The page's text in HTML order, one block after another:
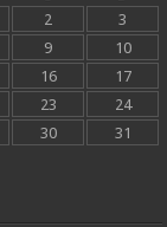
2
3
9
10
16
17
23
24
30
31